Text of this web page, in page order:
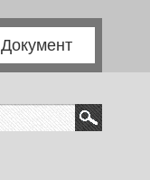
Документ